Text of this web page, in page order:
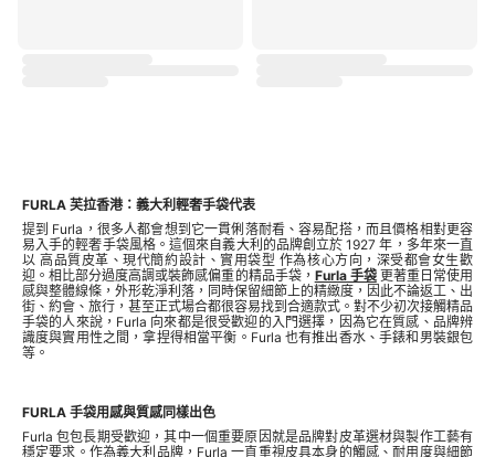
FURLA 芙拉香港：義大利輕奢手袋代表
提到 Furla，很多人都會想到它一貫俐落耐看、容易配搭，而且價格相對更容
易入手的輕奢手袋風格。這個來自義大利的品牌創立於 1927 年，多年來一直
以 高品質皮革、現代簡約設計、實用袋型 作為核心方向，深受都會女生歡
迎。相比部分過度高調或裝飾感偏重的精品手袋， Furla 手袋更著重日常使用
感與整體線條，外形乾淨利落，同時保留細節上的精緻度，因此不論返工、出
街、約會、旅行，甚至正式場合都很容易找到合適款式。對不少初次接觸精品
手袋的人來說，Furla 向來都是很受歡迎的入門選擇，因為它在質感、品牌辨
識度與實用性之間，拿捏得相當平衡。Furla 也有推出香水、手錶和男裝銀包
等。
FURLA 手袋用感與質感同樣出色
Furla 包包長期受歡迎，其中一個重要原因就是品牌對皮革選材與製作工藝有
穩定要求。作為義大利品牌，Furla 一直重視皮具本身的觸感、耐用度與細節